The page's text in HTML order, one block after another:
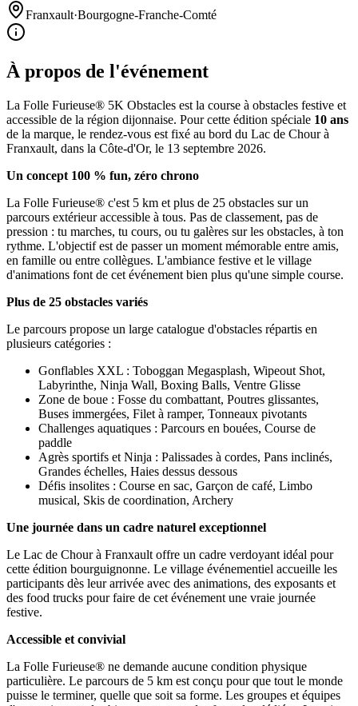
Franxault·Bourgogne-Franche-Comté
À propos de l'événement
La Folle Furieuse® 5K Obstacles est la course à obstacles festive et
accessible de la région dijonnaise. Pour cette édition spéciale 10 ans
de la marque, le rendez-vous est fixé au bord du Lac de Chour à
Franxault, dans la Côte-d'Or, le 13 septembre 2026.
Un concept 100 % fun, zéro chrono
La Folle Furieuse® c'est 5 km et plus de 25 obstacles sur un
parcours extérieur accessible à tous. Pas de classement, pas de
pression : tu marches, tu cours, ou tu galères sur les obstacles, à ton
rythme. L'objectif est de passer un moment mémorable entre amis,
en famille ou entre collègues. L'ambiance festive et le village
d'animations font de cet événement bien plus qu'une simple course.
Plus de 25 obstacles variés
Le parcours propose un large catalogue d'obstacles répartis en
plusieurs catégories :
Gonflables XXL : Toboggan Megasplash, Wipeout Shot,
Labyrinthe, Ninja Wall, Boxing Balls, Ventre Glisse
Zone de boue : Fosse du combattant, Poutres glissantes,
Buses immergées, Filet à ramper, Tonneaux pivotants
Challenges aquatiques : Parcours en bouées, Course de
paddle
Agrès sportifs et Ninja : Palissades à cordes, Pans inclinés,
Grandes échelles, Haies dessus dessous
Défis insolites : Course en sac, Garçon de café, Limbo
musical, Skis de coordination, Archery
Une journée dans un cadre naturel exceptionnel
Le Lac de Chour à Franxault offre un cadre verdoyant idéal pour
cette édition bourguignonne. Le village événementiel accueille les
participants dès leur arrivée avec des animations, des exposants et
des food trucks pour faire de cet événement une vraie journée
festive.
Accessible et convivial
La Folle Furieuse® ne demande aucune condition physique
particulière. Le parcours de 5 km est conçu pour que tout le monde
puisse le terminer, quelle que soit sa forme. Les groupes et équipes